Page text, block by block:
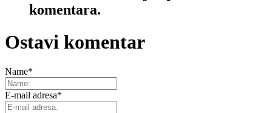
komentara.
Ostavi komentar
Name*
E-mail adresa*